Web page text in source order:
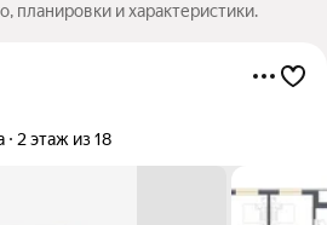
планировки и характеристики.
2 этаж из 18